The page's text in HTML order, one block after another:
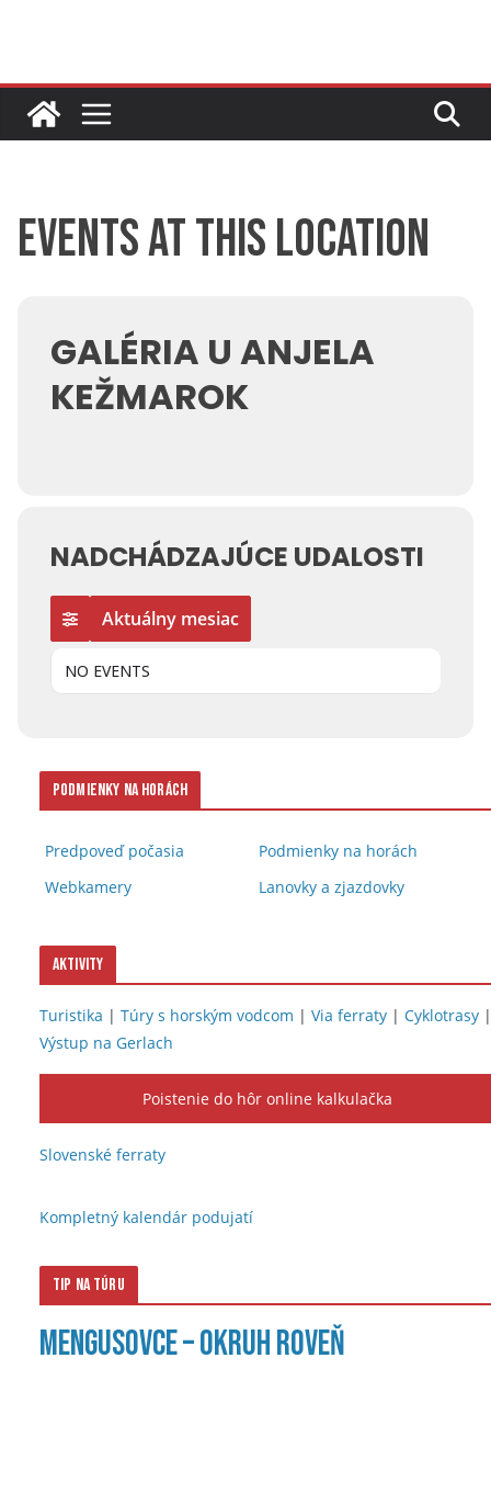
Events at this location
GALÉRIA U ANJELA
KEŽMAROK
NADCHÁDZAJÚCE UDALOSTI
Aktuálny mesiac
NO EVENTS
Podmienky na horách
Predpoveď počasia
Webkamery
Podmienky na horách
Lanovky a zjazdovky
Aktivity
Turistika | Túry s horským vodcom | Via ferraty | Cyklotrasy |
Výstup na Gerlach
Poistenie do hôr online kalkulačka
Slovenské ferraty
Kompletný kalendár podujatí
Tip na túru
Mengusovce – okruh Roveň